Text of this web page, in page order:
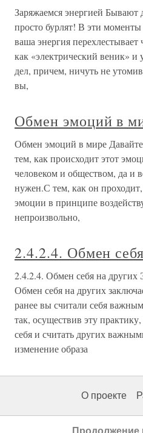
Заряжаемся энергией Бывают
просто бурлят! В эти
ваша энергия
как «электрический веник» и
дел, причем, ничуть не
вы,
Обмен эмоций в
Обмен эмоций в мире Давайте
тем, как происходит этот
человеком и обществом, да и
нужен.С тем, как он
эмоции в принципе
непроизвольно,
2.4.2.4. Обмен
2.4.2.4. Обмен себя на других
Обмен себя на других
ранее вы считали себя
так, осуществив эту
себя и считать других
изменение образа
О проекте
Продолжение